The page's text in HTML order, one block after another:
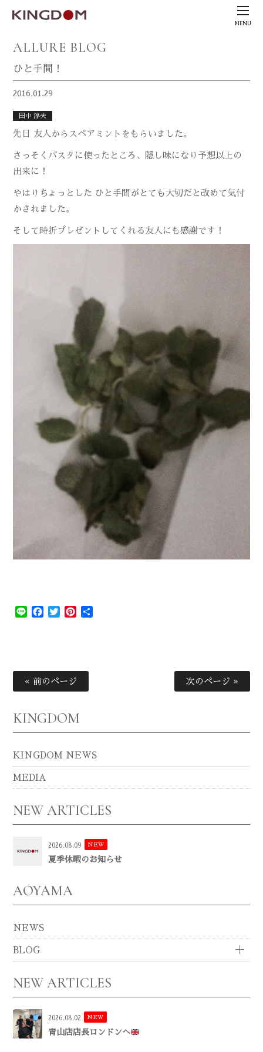
MENU
ALLURE BLOG
ひと手間！
2016.01.29
田中 淳夫
先日 友人からスペアミントをもらいました。
さっそくパスタに使ったところ、隠し味になり予想以上の
出来に！
やはりちょっとした ひと手間がとても大切だと改めて気付
かされました。
そして時折プレゼントしてくれる友人にも感謝です！
Line Facebook
TwitterPinterest
« 前のページ 次のページ »
KINGDOM
KINGDOM NEWS
MEDIA
NEW ARTICLES
2026.08.09 NEW
夏季休暇のお知らせ
AOYAMA
NEWS
BLOG
NEW ARTICLES
2026.08.02 NEW
青山店店長ロンドンへ